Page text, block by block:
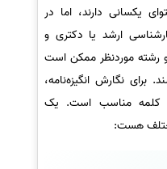
یکسانی دارند، اما در
ارشد یا دکتری و
رشته موردنظر ممکن است
برای نگارش انگیزه‌نامه،
تعداد کلمات بین 800 تا 1200 کلمه مناسب است. یک